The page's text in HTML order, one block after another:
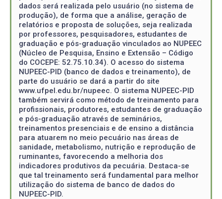
dados será realizada pelo usuário (no sistema de
produção), de forma que a análise, geração de
relatórios e proposta de soluções, seja realizada
por professores, pesquisadores, estudantes de
graduação e pós-graduação vinculados ao NUPEEC
(Núcleo de Pesquisa, Ensino e Extensão – Código
do COCEPE: 52.75.10.34). O acesso do sistema
NUPEEC-PID (banco de dados e treinamento), de
parte do usuário se dará a partir do site
www.ufpel.edu.br/nupeec. O sistema NUPEEC-PID
também servirá como método de treinamento para
profissionais, produtores, estudantes de graduação
e pós-graduação através de seminários,
treinamentos presenciais e de ensino a distância
para atuarem no meio pecuário nas áreas de
sanidade, metabolismo, nutrição e reprodução de
ruminantes, favorecendo a melhoria dos
indicadores produtivos da pecuária. Destaca-se
que tal treinamento será fundamental para melhor
utilização do sistema de banco de dados do
NUPEEC-PID.